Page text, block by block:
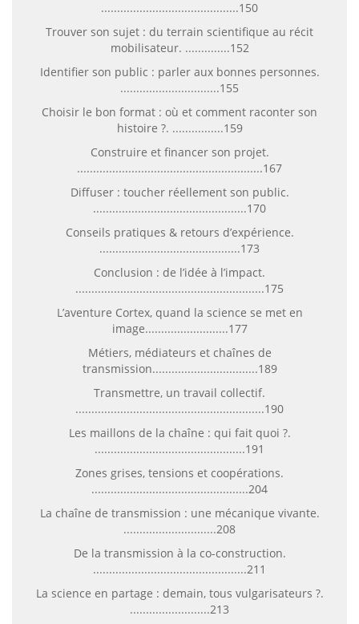
...........................................150
Trouver son sujet : du terrain scientifique au récit
mobilisateur. ..............152
Identifier son public : parler aux bonnes personnes.
...............................155
Choisir le bon format : où et comment raconter son
histoire ?. ................159
Construire et financer son projet.
..........................................................167
Diffuser : toucher réellement son public.
................................................170
Conseils pratiques & retours d’expérience.
............................................173
Conclusion : de l’idée à l’impact.
...........................................................175
L’aventure Cortex, quand la science se met en
image..........................177
Métiers, médiateurs et chaînes de
transmission.................................189
Transmettre, un travail collectif.
...........................................................190
Les maillons de la chaîne : qui fait quoi ?.
...............................................191
Zones grises, tensions et coopérations.
.................................................204
La chaîne de transmission : une mécanique vivante.
.............................208
De la transmission à la co-construction.
................................................211
La science en partage : demain, tous vulgarisateurs ?.
.........................213